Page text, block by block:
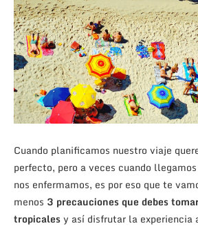
Cuando planificamos nuestro viaje
perfecto, pero a veces cuando
nos enfermamos, es por eso que te
menos 3 precauciones que debes
tropicalesy así disfrutar la experiencia